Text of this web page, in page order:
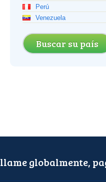
Perú
Venezuela
Buscar su país
llame globalmente,